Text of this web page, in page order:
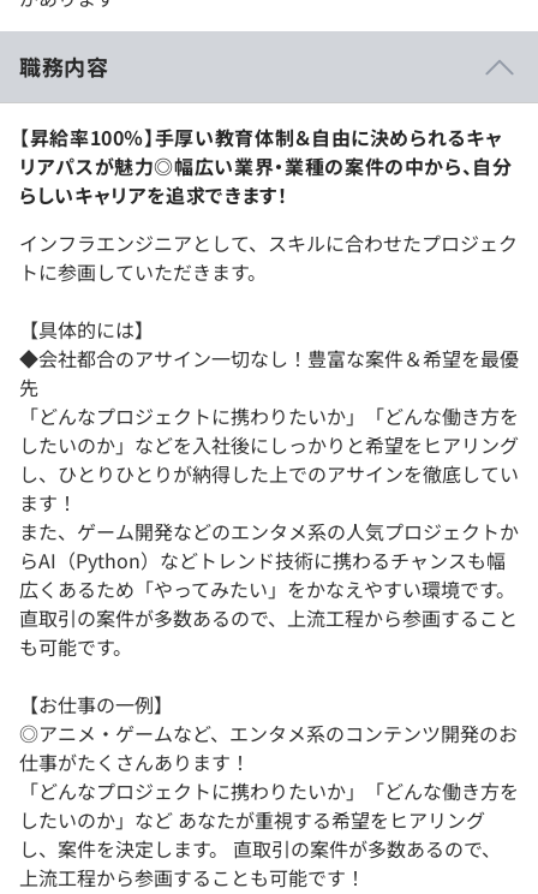
職務内容
【昇給率100％】手厚い教育体制＆自由に決められるキャ
リアパスが魅力◎幅広い業界・業種の案件の中から、自分
らしいキャリアを追求できます！
インフラエンジニアとして、スキルに合わせたプロジェク
トに参画していただきます。
【具体的には】
◆会社都合のアサイン一切なし！豊富な案件＆希望を最優
先
「どんなプロジェクトに携わりたいか」「どんな働き方を
したいのか」などを入社後にしっかりと希望をヒアリング
し、ひとりひとりが納得した上でのアサインを徹底してい
ます！
また、ゲーム開発などのエンタメ系の人気プロジェクトか
らAI（Python）などトレンド技術に携わるチャンスも幅
広くあるため「やってみたい」をかなえやすい環境です。
直取引の案件が多数あるので、上流工程から参画すること
も可能です。
【お仕事の一例】
◎アニメ・ゲームなど、エンタメ系のコンテンツ開発のお
仕事がたくさんあります！
「どんなプロジェクトに携わりたいか」「どんな働き方を
したいのか」など あなたが重視する希望をヒアリング
し、案件を決定します。 直取引の案件が多数あるので、
上流工程から参画することも可能です！